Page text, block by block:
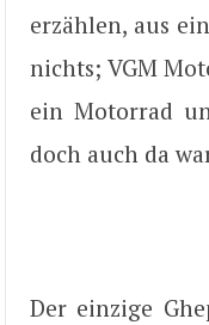
erzählen, aus
nichts; VGM
ein Motorrad
doch auch da
Der einzige